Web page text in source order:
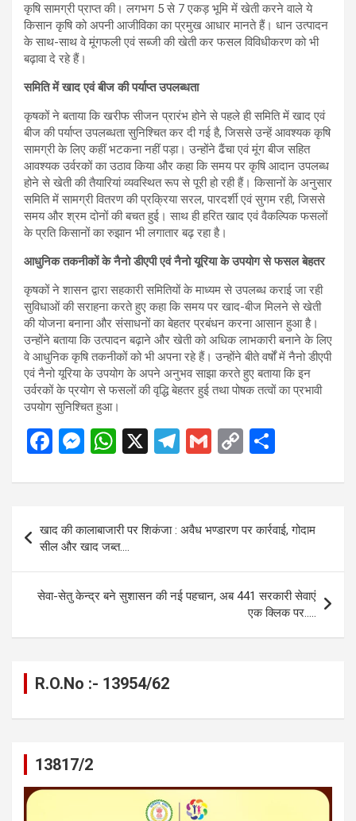
कृषि सामग्री प्राप्त की। लगभग 5 से 7 एकड़ भूमि में खेती करने वाले ये
किसान कृषि को अपनी आजीविका का प्रमुख आधार मानते हैं। धान उत्पादन
के साथ-साथ वे मूंगफली एवं सब्जी की खेती कर फसल विविधीकरण को भी
बढ़ावा दे रहे हैं।
समिति में खाद एवं बीज की पर्याप्त उपलब्धता
कृषकों ने बताया कि खरीफ सीजन प्रारंभ होने से पहले ही समिति में खाद एवं
बीज की पर्याप्त उपलब्धता सुनिश्चित कर दी गई है, जिससे उन्हें आवश्यक कृषि
सामग्री के लिए कहीं भटकना नहीं पड़ा। उन्होंने ढैंचा एवं मूंग बीज सहित
आवश्यक उर्वरकों का उठाव किया और कहा कि समय पर कृषि आदान उपलब्ध
होने से खेती की तैयारियां व्यवस्थित रूप से पूरी हो रही हैं। किसानों के अनुसार
समिति में सामग्री वितरण की प्रक्रिया सरल, पारदर्शी एवं सुगम रही, जिससे
समय और श्रम दोनों की बचत हुई। साथ ही हरित खाद एवं वैकल्पिक फसलों
के प्रति किसानों का रुझान भी लगातार बढ़ रहा है।
आधुनिक तकनीकों के नैनो डीएपी एवं नैनो यूरिया के उपयोग से फसल बेहतर
कृषकों ने शासन द्वारा सहकारी समितियों के माध्यम से उपलब्ध कराई जा रही
सुविधाओं की सराहना करते हुए कहा कि समय पर खाद-बीज मिलने से खेती
की योजना बनाना और संसाधनों का बेहतर प्रबंधन करना आसान हुआ है।
उन्होंने बताया कि उत्पादन बढ़ाने और खेती को अधिक लाभकारी बनाने के लिए
वे आधुनिक कृषि तकनीकों को भी अपना रहे हैं। उन्होंने बीते वर्षों में नैनो डीएपी
एवं नैनो यूरिया के उपयोग के अपने अनुभव साझा करते हुए बताया कि इन
उर्वरकों के प्रयोग से फसलों की वृद्धि बेहतर हुई तथा पोषक तत्वों का प्रभावी
उपयोग सुनिश्चित हुआ।
F
ce
o
o
k
M
se
g
er
W
at
s
A
p
p
X
T
e
gr
a
m
G
ail
C
py
n
k
ar
e
navigation
खाद की कालाबाजारी पर शिकंजा : अवैध भण्डारण पर कार्रवाई, गोदाम
सील और खाद जब्त….
सेवा-सेतु केन्द्र बने सुशासन की नई पहचान, अब 441 सरकारी सेवाएं
एक क्लिक पर…..
R.O.No :- 13954/62
13817/2